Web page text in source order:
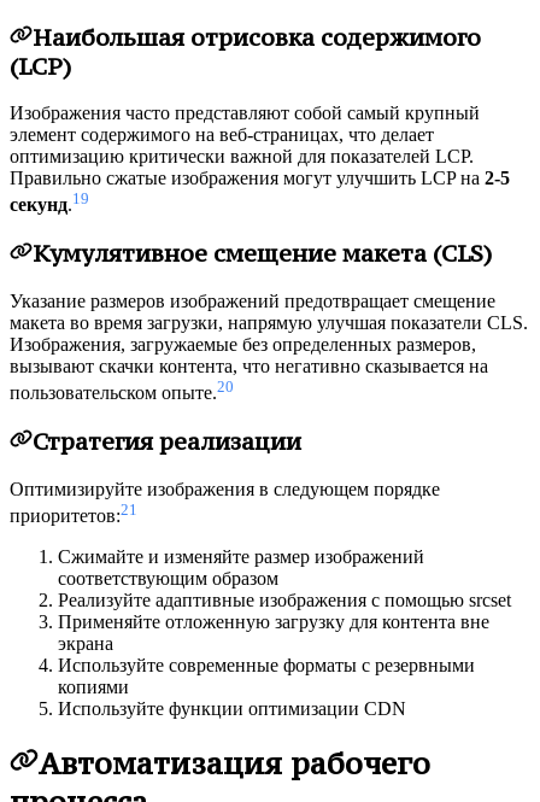
Наибольшая отрисовка содержимого
(LCP)
Изображения часто представляют собой самый крупный
элемент содержимого на веб-страницах, что делает
оптимизацию критически важной для показателей LCP.
Правильно сжатые изображения могут улучшить LCP на 2-5
секунд.19
Кумулятивное смещение макета (CLS)
Указание размеров изображений предотвращает смещение
макета во время загрузки, напрямую улучшая показатели CLS.
Изображения, загружаемые без определенных размеров,
вызывают скачки контента, что негативно сказывается на
пользовательском опыте.20
Стратегия реализации
Оптимизируйте изображения в следующем порядке
приоритетов:21
Сжимайте и изменяйте размер изображений
соответствующим образом
Реализуйте адаптивные изображения с помощью srcset
Применяйте отложенную загрузку для контента вне
экрана
Используйте современные форматы с резервными
копиями
Используйте функции оптимизации CDN
Автоматизация рабочего